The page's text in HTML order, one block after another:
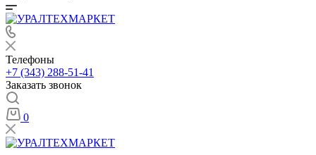
Телефоны
+7 (343) 288-51-41
Заказать звонок
0